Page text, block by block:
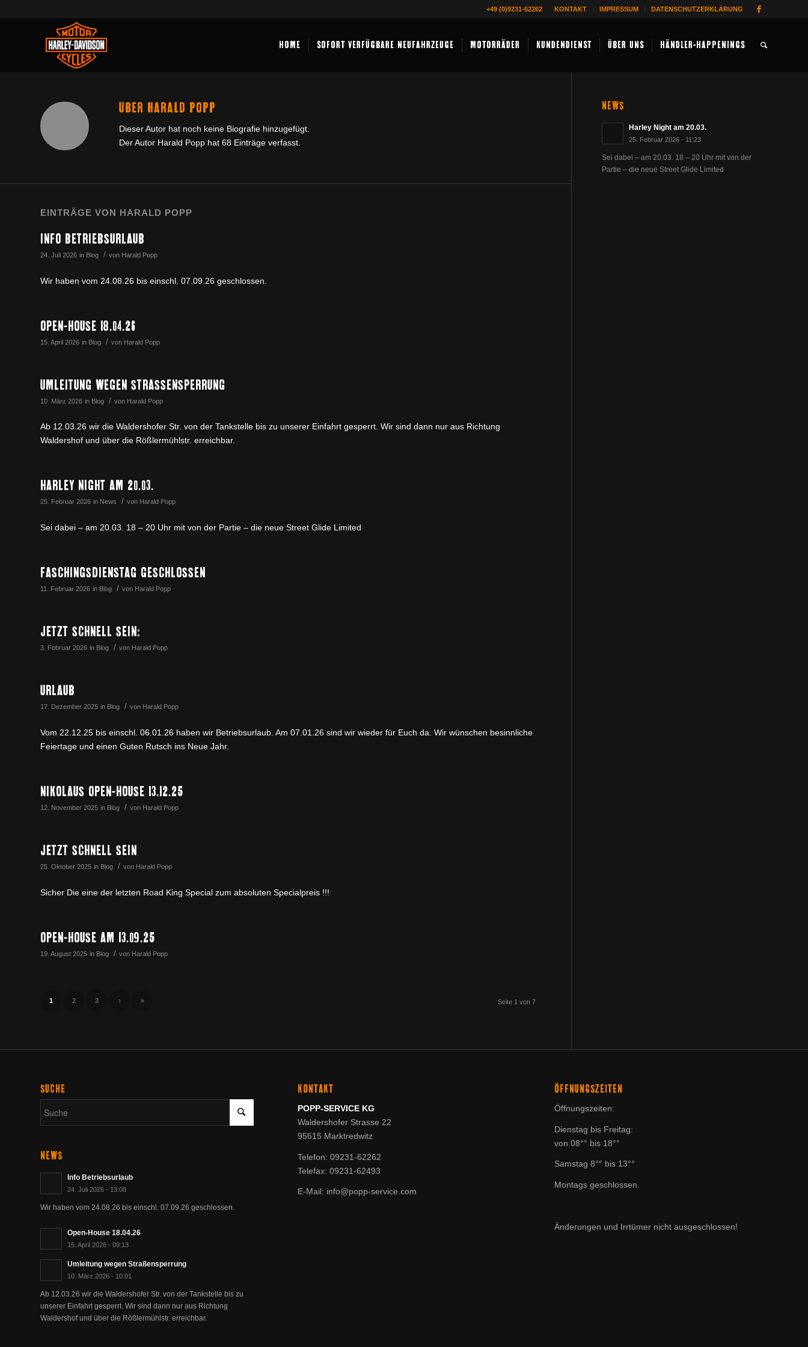
KONTAKT IMPRESSUM DATENSCHUTZERKLÄRUNG
+49 (0)9231-62262
HOME SOFORT VERFÜGBARE NEUFAHRZEUGE MOTORRÄDER KUNDENDIENST ÜBER UNS HÄNDLER-HAPPENINGS
ÜBER HARALD POPP
Dieser Autor hat noch keine Biografie hinzugefügt.
Der Autor Harald Popp hat 68 Einträge verfasst.
EINTRÄGE VON HARALD POPP
INFO BETRIEBSURLAUB
24. Juli 2026 in Blog / von Harald Popp
Wir haben vom 24.08.26 bis einschl. 07.09.26 geschlossen.
OPEN-HOUSE 18.04.26
15. April 2026 in Blog / von Harald Popp
UMLEITUNG WEGEN STRASSENSPERRUNG
10. März 2026 in Blog / von Harald Popp
Ab 12.03.26 wir die Waldershofer Str. von der Tankstelle bis zu unserer Einfahrt gesperrt. Wir sind dann nur aus Richtung
Waldershof und über die Rößlermühlstr. erreichbar.
HARLEY NIGHT AM 20.03.
25. Februar 2026 in News / von Harald Popp
Sei dabei – am 20.03. 18 – 20 Uhr mit von der Partie – die neue Street Glide Limited
FASCHINGSDIENSTAG GESCHLOSSEN
11. Februar 2026 in Blog / von Harald Popp
JETZT SCHNELL SEIN:
3. Februar 2026 in Blog / von Harald Popp
URLAUB
17. Dezember 2025 in Blog / von Harald Popp
Vom 22.12.25 bis einschl. 06.01.26 haben wir Betriebsurlaub. Am 07.01.26 sind wir wieder für Euch da. Wir wünschen besinnliche
Feiertage und einen Guten Rutsch ins Neue Jahr.
NIKOLAUS OPEN-HOUSE 13.12.25
12. November 2025 in Blog / von Harald Popp
JETZT SCHNELL SEIN
25. Oktober 2025 in Blog / von Harald Popp
Sicher Die eine der letzten Road King Special zum absoluten Specialpreis !!!
OPEN-HOUSE AM 13.09.25
19. August 2025 in Blog / von Harald Popp
Seite 1 von 7
1 2 3 › »
NEWS
Harley Night am 20.03.
25. Februar 2026 - 11:23
Sei dabei – am 20.03. 18 – 20 Uhr mit von der
Partie – die neue Street Glide Limited
SUCHE
NEWS
Info Betriebsurlaub
24. Juli 2026 - 13:08
Wir haben vom 24.08.26 bis einschl. 07.09.26 geschlossen.
Open-House 18.04.26
15. April 2026 - 09:13
Umleitung wegen Straßensperrung
10. März 2026 - 10:01
Ab 12.03.26 wir die Waldershofer Str. von der Tankstelle bis zu
unserer Einfahrt gesperrt. Wir sind dann nur aus Richtung
Waldershof und über die Rößlermühlstr. erreichbar.
KONTAKT
POPP-SERVICE KG
Waldershofer Strasse 22
95615 Marktredwitz
Telefon: 09231-62262
Telefax: 09231-62493
E-Mail: info@popp-service.com
ÖFFNUNGSZEITEN
Öffnungszeiten:
Dienstag bis Freitag:
von 08°° bis 18°°
Samstag 8°° bis 13°°
Montags geschlossen.
Änderungen und Irrtümer nicht ausgeschlossen!